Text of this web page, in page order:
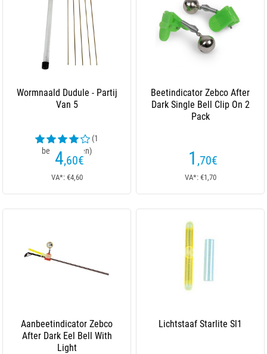
Wormnaald Dudule - Partij
Van 5
(1
beoordelingen)
4,60€
VA*: €4,60
Beetindicator Zebco After
Dark Single Bell Clip On 2
Pack
1 ,70€
VA*: €1,70
Aanbeetindicator Zebco
After Dark Eel Bell With
Light
Lichtstaaf Starlite Sl1